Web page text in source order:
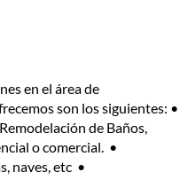
en el área de
son los siguientes: •
de Baños,
o comercial. •
naves, etc •